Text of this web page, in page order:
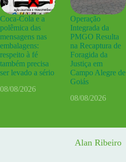
Coca-Cola e a
polêmica das
mensagens nas
embalagens:
respeito à fé
também precisa
ser levado a sério
08/08/2026
Operação
Integrada da
PMGO Resulta
na Recaptura de
Foragida da
Justiça em
Campo Alegre de
Goiás
08/08/2026
Alan Ribeiro